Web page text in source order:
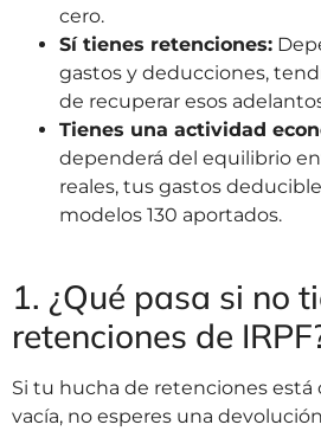
cero.
Sí tienes retenciones:
gastos y deducciones,
de recuperar esos
Tienes una actividad
dependerá del equilibrio
reales, tus gastos
modelos 130 aportados.
1. ¿Qué pasa si no
retenciones de
Si tu hucha de retenciones
vacía, no esperes una